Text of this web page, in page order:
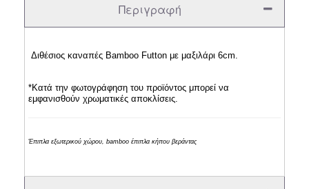
Περιγραφή
Διθέσιος καναπές Bamboo Futton με μαξιλάρι 6cm.
*Κατά την φωτογράφηση του προϊόντος μπορεί να
εμφανισθούν χρωματικές αποκλίσεις.
Έπιπλα εξωτερικού χώρου, bamboo έπιπλα κήπου βεράντας